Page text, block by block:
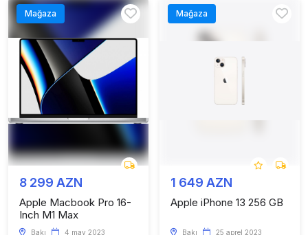
Mağaza
8 299 AZN
Apple Macbook Pro 16-
Inch M1 Max
Bakı 4 may 2023
Mağaza
1 649 AZN
Apple iPhone 13 256 GB
Bakı 25 aprel 2023